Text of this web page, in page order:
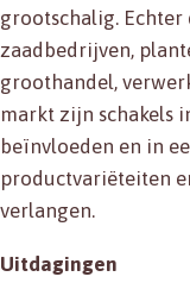
grootschalig. Echter
zaadbedrijven,
groothandel,
markt zijn schakels
beïnvloeden en in
productvariëteiten
verlangen.
Uitdagingen